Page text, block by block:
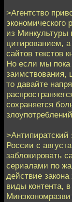
>Агентство
экономического
из Минкультуры
цитированием,
сайтов текстов
Но если мы пока
заимствования,
то давайте
сохраняется
>Антипиратский
России с
заблокировать
сериалами по
действие
виды контента,